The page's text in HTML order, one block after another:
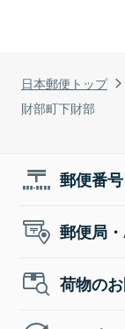
日本郵便トップ
財部町下財部
郵便番
郵便局
荷物の